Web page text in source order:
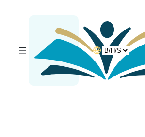
Choose
a
language